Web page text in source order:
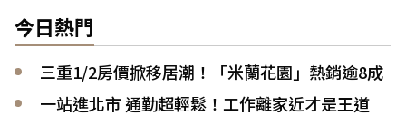
今日熱門
三重1/2房價掀移居潮！「米蘭花園」熱銷逾8成
一站進北市 通勤超輕鬆！工作離家近才是王道